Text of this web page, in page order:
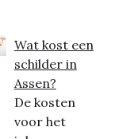
Wat kost een
schilder in
Assen?
De kosten
voor het